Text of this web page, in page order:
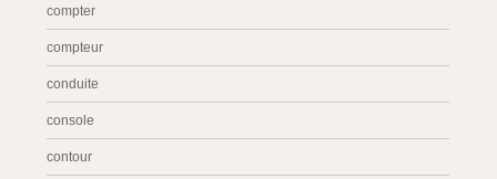
compter
compteur
conduite
console
contour